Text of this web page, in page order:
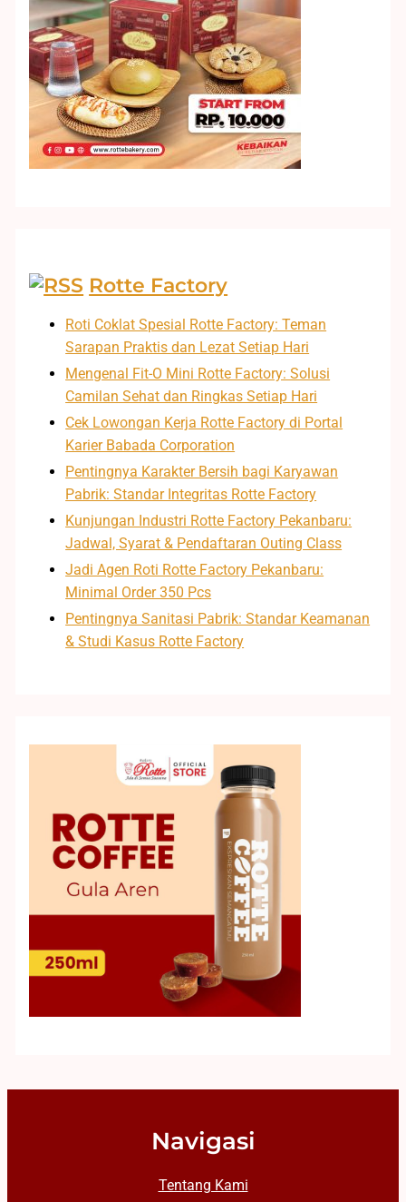
Rotte Factory
Roti Coklat Spesial Rotte Factory: Teman
Sarapan Praktis dan Lezat Setiap Hari
Mengenal Fit-O Mini Rotte Factory: Solusi
Camilan Sehat dan Ringkas Setiap Hari
Cek Lowongan Kerja Rotte Factory di Portal
Karier Babada Corporation
Pentingnya Karakter Bersih bagi Karyawan
Pabrik: Standar Integritas Rotte Factory
Kunjungan Industri Rotte Factory Pekanbaru:
Jadwal, Syarat & Pendaftaran Outing Class
Jadi Agen Roti Rotte Factory Pekanbaru:
Minimal Order 350 Pcs
Pentingnya Sanitasi Pabrik: Standar Keamanan
& Studi Kasus Rotte Factory
Navigasi
Tentang Kami